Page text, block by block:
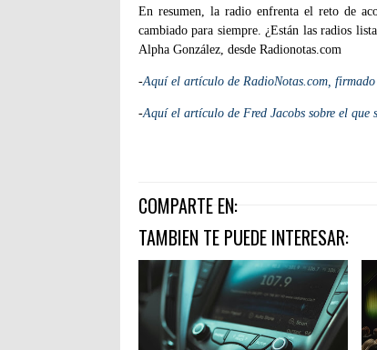
En resumen, la radio enfrenta el reto de
cambiado para siempre. ¿Están las radios
Alpha González, desde Radionotas.com
-Aquí el artículo de RadioNotas.com,
-Aquí el artículo de Fred Jacobs sobre el que
COMPARTE EN:
TAMBIEN TE PUEDE INTERESAR: